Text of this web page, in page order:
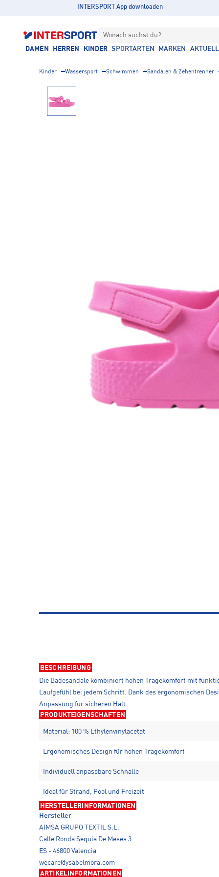
INTERSPORT App downloaden
Wonach suchst du?
DAMEN
HERREN KINDER SPORTARTEN MARKEN
Kinder Wassersport Schwimmen Sandalen & Zehentrenner
BESCHREIBUNG
Die Badesandale kombiniert hohen Tragekomfort mit
Laufgefühl bei jedem Schritt. Dank des ergonomischen
Anpassung für sicheren Halt.
PRODUKTEIGENSCHAFTEN
Material: 100 % Ethylenvinylacetat
Ergonomisches Design für hohen Tragekomfort
Individuell anpassbare Schnalle
Ideal für Strand, Pool und Freizeit
HERSTELLERINFORMATIONEN
Hersteller
AIMSA GRUPO TEXTIL S.L.
Calle Ronda Sequia De Meses 3
ES - 46800 Valencia
wecare@ysabelmora.com
ARTIKELINFORMATIONEN